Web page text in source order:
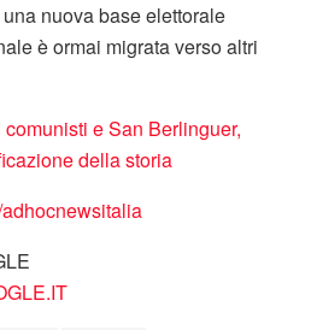
nuova base elettorale
è ormai migrata verso altri
comunisti e San Berlinguer,
della storia